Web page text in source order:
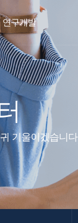
연구개발
기울이겠습니다